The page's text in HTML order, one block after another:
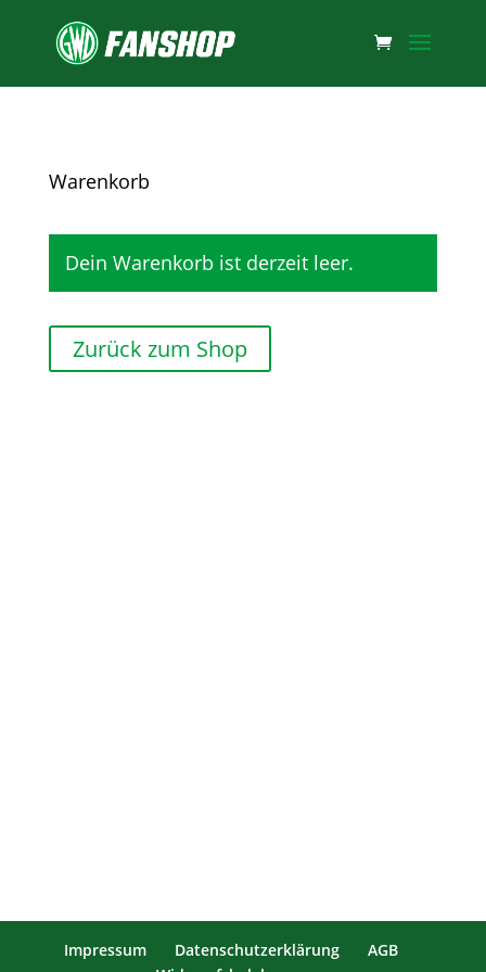
Warenkorb
Dein Warenkorb ist derzeit leer.
Zurück zum Shop
Impressum Datenschutzerklärung
AGB